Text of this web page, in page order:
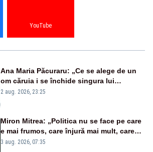
YouTube
Ana Maria Păcuraru: „Ce se alege de un
om căruia i se închide singura lui
portiță?”
2 aug. 2026, 23:25
Miron Mitrea: „Politica nu se face pe care
e mai frumos, care înjură mai mult, care
țipă mai tare, ci pe proiecte”
3 aug. 2026, 07:35